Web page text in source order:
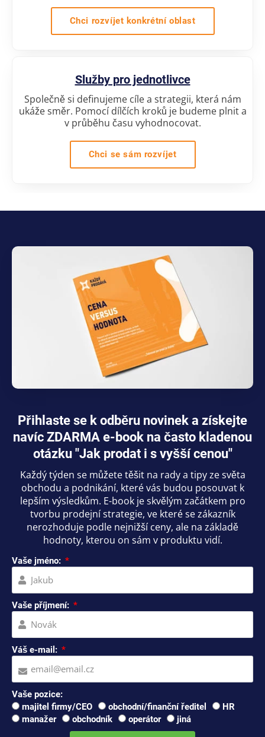
Chci rozvíjet konkrétní oblast
Služby pro jednotlivce
Společně si definujeme cíle a strategii, která nám
ukáže směr. Pomocí dílčích kroků je budeme plnit a
v průběhu času vyhodnocovat.
Chci se sám rozvíjet
Přihlaste se k odběru novinek a získejte
navíc ZDARMA e-book na často kladenou
otázku "Jak prodat i s vyšší cenou"
Každý týden se můžete těšit na rady a tipy ze světa
obchodu a podnikání, které vás budou posouvat k
lepším výsledkům. E-book je skvělým začátkem pro
tvorbu prodejní strategie, ve které se zákazník
nerozhoduje podle nejnižší ceny, ale na základě
hodnoty, kterou on sám v produktu vidí.
Vaše jméno:
Vaše příjmení:
Váš e-mail:
Vaše pozice:
majitel firmy/CEO
obchodní/finanční ředitel
HR
manažer
obchodník operátor jiná